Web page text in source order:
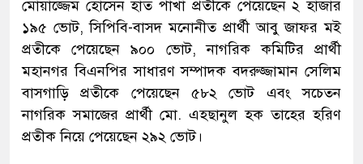
মোয়াজ্জেম হোসেন হাত পাখা প্রতীকে পেয়েছেন ২ হাজার
১৯৫ ভোট, সিপিবি-বাসদ মনোনীত প্রার্থী আবু জাফর মই
প্রতীকে পেয়েছেন ৯০০ ভোট, নাগরিক কমিটির প্রার্থী
মহানগর বিএনপির সাধারণ সম্পাদক বদরুজ্জামান সেলিম
বাসগাড়ি প্রতীকে পেয়েছেন ৫৮২ ভোট এবং সচেতন
নাগরিক সমাজের প্রার্থী মো. এহছানুল হক তাহের হরিণ
প্রতীক নিয়ে পেয়েছেন ২৯২ ভোট।